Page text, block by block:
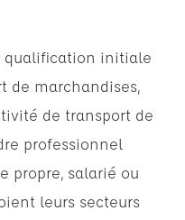
qualification initiale
de marchandises,
de transport de
professionnel
propre, salarié ou
leurs secteurs